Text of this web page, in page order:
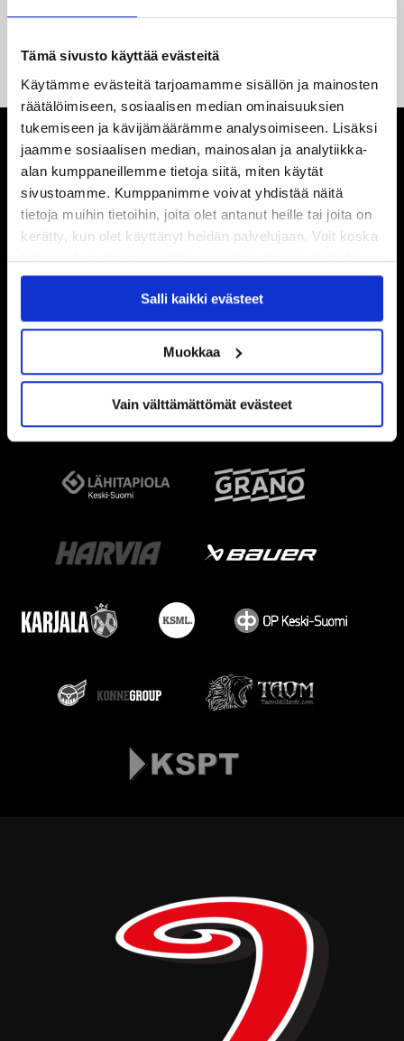
Tämä sivusto käyttää evästeitä
Käytämme evästeitä tarjoamamme sisällön ja mainosten
räätälöimiseen, sosiaalisen median ominaisuuksien
tukemiseen ja kävijämäärämme analysoimiseen. Lisäksi
jaamme sosiaalisen median, mainosalan ja analytiikka-
alan kumppaneillemme tietoja siitä, miten käytät
sivustoamme. Kumppanimme voivat yhdistää näitä
tietoja muihin tietoihin, joita olet antanut heille tai joita on
kerätty, kun olet käyttänyt heidän palvelujaan. Voit koska
tahansa kumota tai muuttaa suostumustasi evästeiden
käytöstäEvästeet-sivultamme.
Salli kaikki evästeet
Muokkaa
Vain välttämättömät evästeet
kahden vuoden sopimuksella